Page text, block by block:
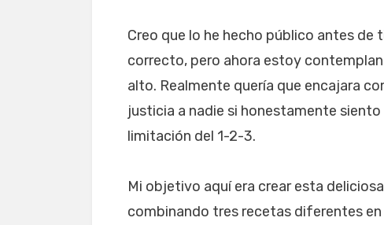
Creo que lo he hecho público antes de
correcto, pero ahora estoy
alto. Realmente quería que encajara
justicia a nadie si honestamente
limitación del 1-2-3.
Mi objetivo aquí era crear esta
combinando tres recetas diferentes en